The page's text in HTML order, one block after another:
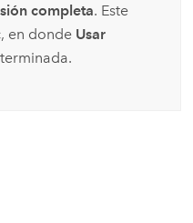
completa. Este
, en donde Usar